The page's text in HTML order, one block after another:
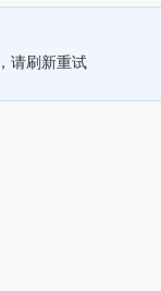
请刷新重试